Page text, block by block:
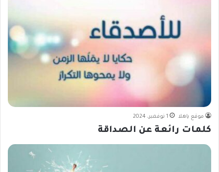
موقع ياهلا 1 نوفمبر، 2024
كلمات رائعة عن الصداقة